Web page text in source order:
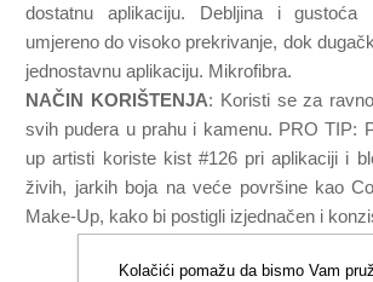
dostatnu aplikaciju. Debljina i gustoća
umjereno do visoko prekrivanje, dok
jednostavnu aplikaciju. Mikrofibra.
NAČIN KORIŠTENJA: Koristi se za
svih pudera u prahu i kamenu. PRO TIP:
up artisti koriste kist #126 pri aplikaciji i
živih, jarkih boja na veće površine kao
Make-Up, kako bi postigli izjednačen i
Kolačići pomažu da bismo Vam